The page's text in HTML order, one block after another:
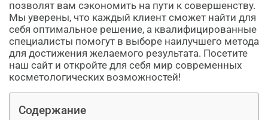
позволят вам сэкономить на пути к совершенству.
Мы уверены, что каждый клиент сможет найти для
себя оптимальное решение, а квалифицированные
специалисты помогут в выборе наилучшего метода
для достижения желаемого результата. Посетите
наш сайт и откройте для себя мир современных
косметологических возможностей!
Содержание